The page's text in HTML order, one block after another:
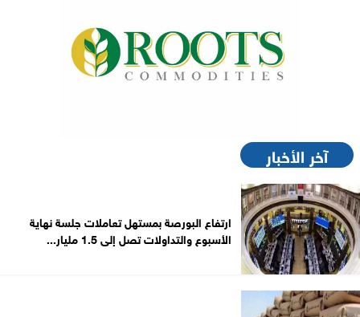
آخر الأخبار
ارتفاع البورصة بمستهل تعاملات جلسة نهاية
الأسبوع والتداولات تصل إلى 1.5 مليار...